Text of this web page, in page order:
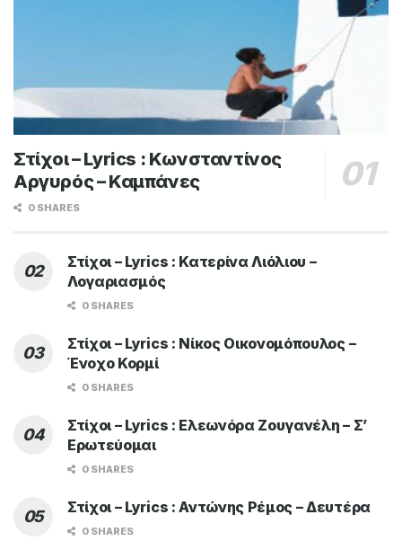
Στίχοι – Lyrics : Κωνσταντίνος
Αργυρός – Καμπάνες
0 SHARES
Στίχοι – Lyrics : Κατερίνα Λιόλιου –
Λογαριασμός
0 SHARES
Στίχοι – Lyrics : Νίκος Οικονομόπουλος –
Ένοχο Κορμί
0 SHARES
Στίχοι – Lyrics : Ελεωνόρα Ζουγανέλη – Σ’
Ερωτεύομαι
0 SHARES
Στίχοι – Lyrics : Αντώνης Ρέμος – Δευτέρα
0 SHARES